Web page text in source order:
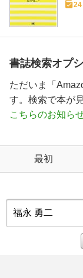
24
書誌検索オプ
ただいま「
す。検索で本が
こちらのお知ら
最初